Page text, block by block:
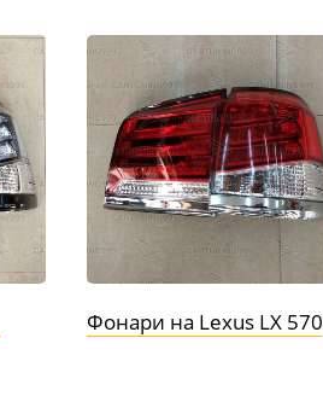
Фонари на Lexus LX 570